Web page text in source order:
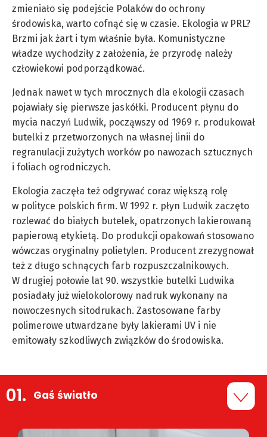
zmieniało się podejście Polaków do ochrony
środowiska, warto cofnąć się w czasie. Ekologia w PRL?
Brzmi jak żart i tym właśnie była. Komunistyczne
władze wychodziły z założenia, że przyrodę należy
człowiekowi podporządkować.
Jednak nawet w tych mrocznych dla ekologii czasach
pojawiały się pierwsze jaskółki. Producent płynu do
mycia naczyń Ludwik, począwszy od 1969 r. produkował
butelki z przetworzonych na własnej linii do
regranulacji zużytych worków po nawozach sztucznych
i foliach ogrodniczych.
Ekologia zaczęła też odgrywać coraz większą rolę
w polityce polskich firm. W 1992 r. płyn Ludwik zaczęto
rozlewać do białych butelek, opatrzonych lakierowaną
papierową etykietą. Do produkcji opakowań stosowano
wówczas oryginalny polietylen. Producent zrezygnował
też z długo schnących farb rozpuszczalnikowych.
W drugiej połowie lat 90. wszystkie butelki Ludwika
posiadały już wielokolorowy nadruk wykonany na
nowoczesnych sitodrukach. Zastosowane farby
polimerowe utwardzane były lakierami UV i nie
emitowały szkodliwych związków do środowiska.
Gaś światło